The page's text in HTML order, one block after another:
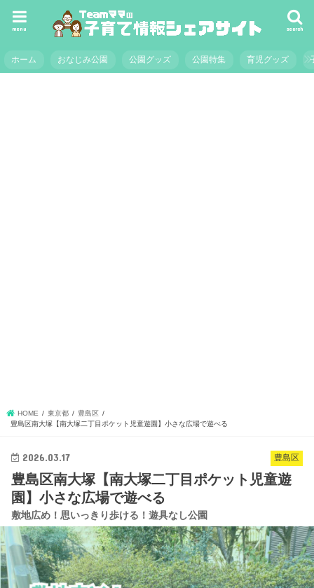
search
menu
ホーム おなじみ公園 公園グッズ 公園特集 育児グッズ
HOME 東京都
豊島区
豊島区南大塚【南大塚二丁目ポケット児童遊園】小さな広場で遊べる
豊島区
2026.03.17
豊島区南大塚【南大塚二丁目ポケット児童遊
園】小さな広場で遊べる
敷地広め！思いっきり歩ける！遊具なし公園